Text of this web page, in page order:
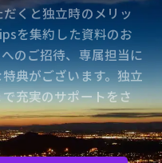
くと独立時のメリッ
を集約した資料のお
のご招待、専属担当に
典がございます。独立
充実のサポートをさ